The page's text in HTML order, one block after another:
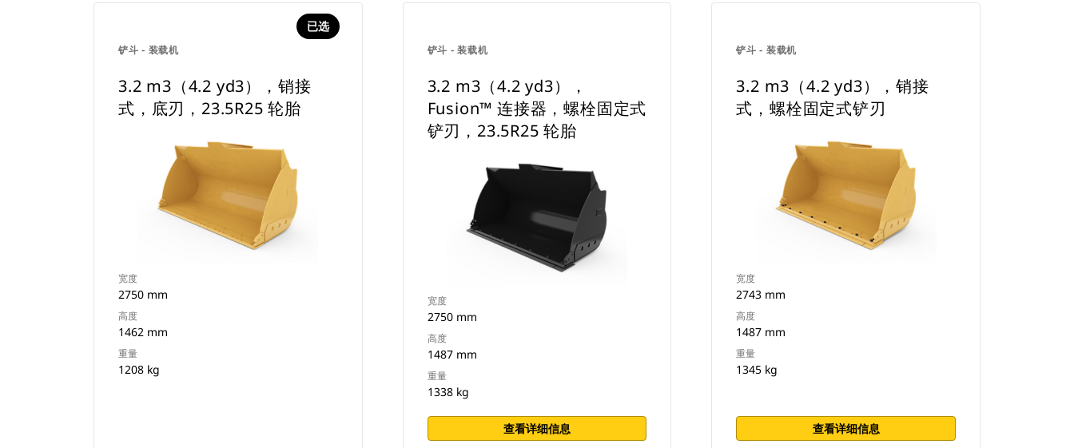
铲斗 - 装载机
已选
3.2 m3（4.2 yd3），销接
式，底刃，23.5R25 轮胎
宽度
2750 mm
高度
1462 mm
重量
1208 kg
铲斗 - 装载机
3.2 m3（4.2 yd3），
Fusion™ 连接器，螺栓固定式
铲刃，23.5R25 轮胎
宽度
2750 mm
高度
1487 mm
重量
1338 kg
查看详细信息
铲斗 - 装载机
3.2 m3（4.2 yd3），销接
式，螺栓固定式铲刃
宽度
2743 mm
高度
1487 mm
重量
1345 kg
查看详细信息